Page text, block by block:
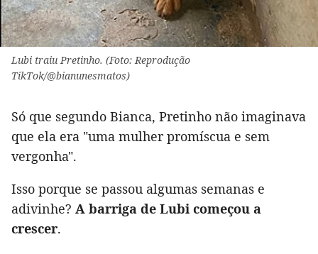
Lubi traiu Pretinho. (Foto: Reprodução
TikTok/@bianunesmatos)
Só que segundo Bianca, Pretinho não imaginava
que ela era "uma mulher promíscua e sem
vergonha".
Isso porque se passou algumas semanas e
adivinhe? A barriga de Lubi começou a
crescer.